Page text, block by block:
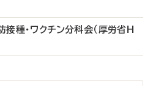
種・ワクチン分科会（厚労省H